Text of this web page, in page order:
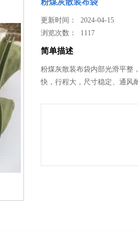
粉煤灰散装布袋
更新时间： 2024-04-15
浏览次数： 1117
简单描述
粉煤灰散装布袋内部光滑平整
快，行程大，尺寸稳定、通风